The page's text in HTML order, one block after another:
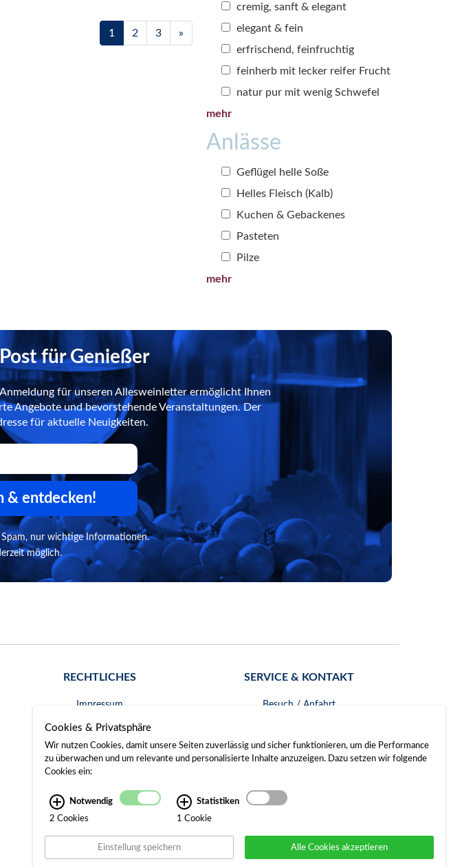
1 2 3 »
cremig, sanft & elegant
elegant & fein
erfrischend, feinfruchtig
feinherb mit lecker reifer Frucht
natur pur mit wenig Schwefel
mehr
Anlässe
Geflügel helle Soße
Helles Fleisch (Kalb)
Kuchen & Gebackenes
Pasteten
Pilze
mehr
für Genießer
für unseren Allesweinletter ermöglicht Ihnen
Angebote und bevorstehende Veranstaltungen. Der
für aktuelle Neuigkeiten.
& entdecken!
Spam, nur wichtige Informationen.
möglich.
RECHTLICHES
Impressum
AGB
Widerrufsrecht
Gerichtsstand
SERVICE & KONTAKT
Besuch / Anfahrt
Cookies & Privatsphäre
Wir nutzen Cookies, damit unsere Seiten zuverlässig und sicher funktionieren, um die Performance
zu überwachen und um relevante und personalisierte Inhalte anzuzeigen. Dazu setzen wir folgende
Cookies ein:
Notwendig
2 Cookies
Statistiken
1 Cookie
Einstellung speichern Alle Cookies akzeptieren